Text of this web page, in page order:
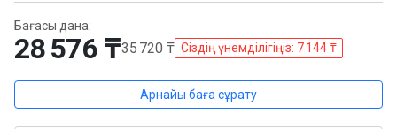
Бағасы дана:
28 576 ₸35 720 ₸ Сіздің үнемділігіңіз: 7 144 ₸
Арнайы баға сұрату